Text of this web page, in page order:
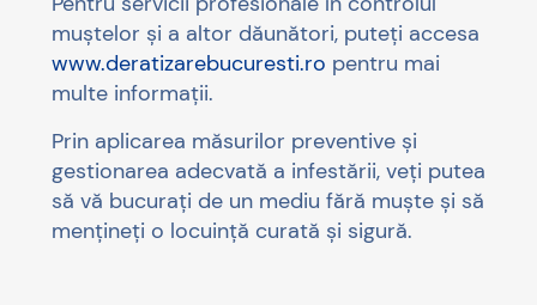
muștelor și a altor dăunători, puteți accesa
www.deratizarebucuresti.ro pentru mai
multe informații.
Prin aplicarea măsurilor preventive și
gestionarea adecvată a infestării, veți putea
să vă bucurați de un mediu fără muște și să
mențineți o locuință curată și sigură.